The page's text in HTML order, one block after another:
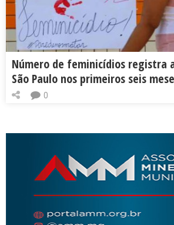
Número de feminicídios registra
São Paulo nos primeiros seis
0